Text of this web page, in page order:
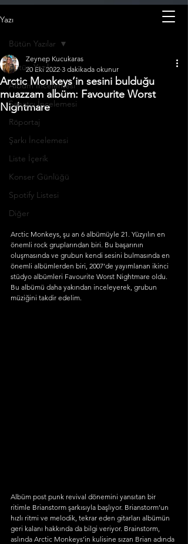
Yazı
Bütün Yazılar
Albüm İncelemesi
Sanatçı İncelemesi
Röportaj
Şarkı İncelemesi
Liste İçerik
Konser Günlüğü
Spotify Listesi
Diğer
Bütün Yazılar
Arctic Monkeys’in sesini bulduğu
muazzam albüm: Favourite Worst
Nightmare
Zeynep Kucukaras
20 Eki 2022 3 dakikada okunur
Arctic Monkeys, şu an 6 albümüyle 21. Yüzyılın en
önemli rock gruplarından biri. Bu başarının
oluşmasında ve grubun kendi sesini bulmasında en
önemli albümlerden biri, 2007’de yayımlanan ikinci
stüdyo albümleri Favourite Worst Nightmare oldu.
Bu albümü daha yakından inceleyerek, grubun
müziğini takdir edelim.
Albüm post punk revival dönemini yansıtan bir
ritimle Brianstorm şarkısıyla başlıyor. Brianstorm’un
hızlı ritmi ve melodik, tekrar eden gitarları albümün
geri kalanı hakkında da bilgi veriyor. Brainstorm,
aslında Arctic Monkeys’in kulisine sızan Brian adında